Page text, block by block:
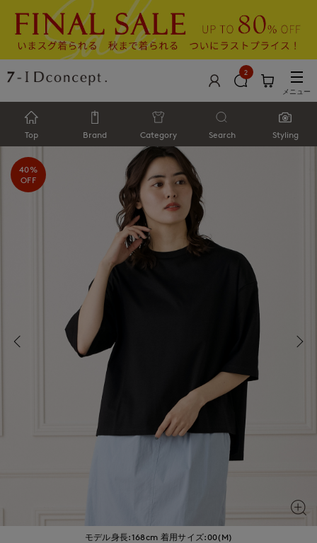
2
メニュー
Top Brand Category Search Styling
モデル身長:168cm 着用サイズ:00(M)
40%
OFF